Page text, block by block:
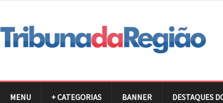
MENU + CATEGORIAS BANNER DESTAQUES